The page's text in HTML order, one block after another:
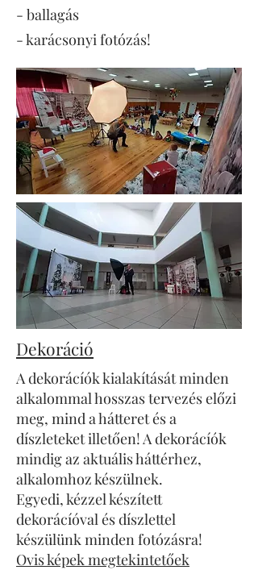
- ballagás
- karácsonyi fotózás!
Dekoráció
A dekorácíók kialakítását minden
alkalommal hosszas tervezés előzi
meg, mind a hátteret és a
díszleteket illetően! A dekorácíók
mindig az aktuális háttérhez,
alkalomhoz készülnek.
Egyedi, kézzel készített
dekorácíóval és díszlettel
készülünk minden fotózásra!
Ovis képek megtekintetőek